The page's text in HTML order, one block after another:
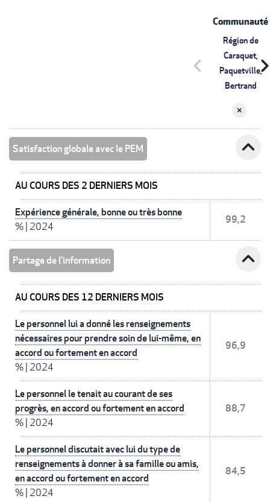
Communauté
Région de
Caraquet,
Paquetville,
Bertrand
chevron_left
Satisfaction globale avec le PEM expand_less
AU COURS DES 2 DERNIERS MOIS
Expérience générale, bonne ou très bonne
% 2024
99,2
Partage de l'information expand_less
AU COURS DES 12 DERNIERS MOIS
Le personnel lui a donné les renseignements
nécessaires pour prendre soin de lui-même, en
accord ou fortement en accord
% 2024
96,9
Le personnel le tenait au courant de ses
progrès, en accord ou fortement en accord
% 2024
88,7
Le personnel discutait avec lui du type de
renseignements à donner à sa famille ou amis,
en accord ou fortement en accord
% 2024
84,5